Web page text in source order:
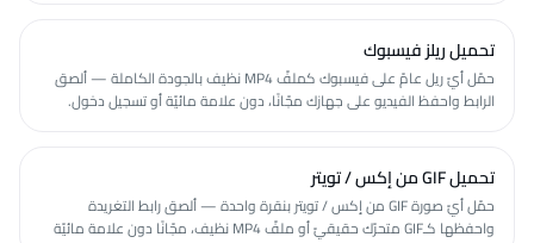
تحميل ريلز فيسبوك
حمّل أيّ ريل عامّ على فيسبوك كملفّ MP4 نظيف بالجودة الكاملة — ألصق
الرابط واحفظ الفيديو على جهازك مجّانًا، دون علامة مائيّة أو تسجيل دخول.
تحميل GIF من إكس / تويتر
حمّل أيّ صورة GIF من إكس / تويتر بنقرة واحدة — ألصق رابط التغريدة
واحفظها كـGIF متحرّك حقيقيّ أو ملفّ MP4 نظيف، مجّانًا دون علامة مائيّة